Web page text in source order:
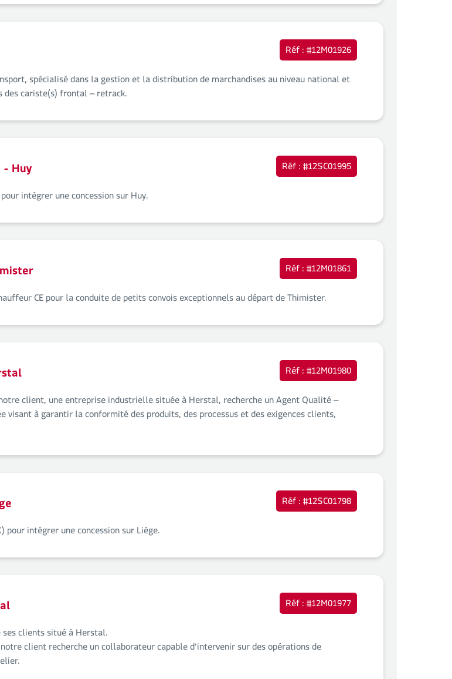
Réf : #12M01926
spécialisé dans la gestion et la distribution de marchandises au niveau national et
des cariste(s) frontal – retrack.
Huy
Réf : #12SC01995
intégrer une concession sur Huy.
Réf : #12M01861
CE pour la conduite de petits convois exceptionnels au départ de Thimister.
Réf : #12M01980
client, une entreprise industrielle située à Herstal, recherche un Agent Qualité –
visant à garantir la conformité des produits, des processus et des exigences clients,
Réf : #12SC01798
intégrer une concession sur Liège.
Réf : #12M01977
ses clients situé à Herstal.
client recherche un collaborateur capable d’intervenir sur des opérations de